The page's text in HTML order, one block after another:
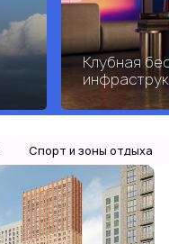
Клубная
Спорт и зоны отдыха